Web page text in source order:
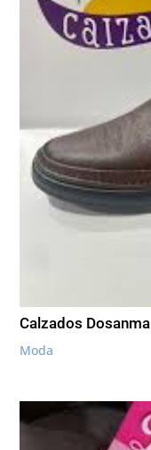
Calzados Dosanma
Moda